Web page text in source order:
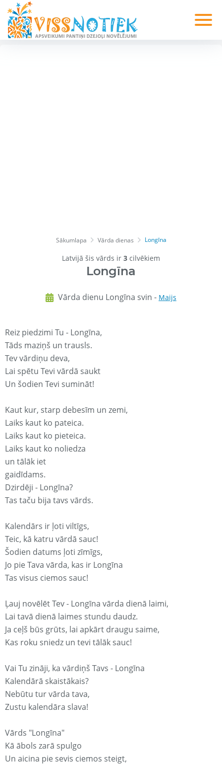
Sākumlapa Vārda dienas Longīna
Latvijā šis vārds ir 3 cilvēkiem
Longīna
Vārda dienu Longīna svin - Maijs
Reiz piedzimi Tu - Longīna,
Tāds maziņš un trausls.
Tev vārdiņu deva,
Lai spētu Tevi vārdā saukt
Un šodien Tevi sumināt!
Kaut kur, starp debesīm un zemi,
Laiks kaut ko pateica.
Laiks kaut ko pieteica.
Laiks kaut ko noliedza
un tālāk iet
gaidīdams.
Dzirdēji - Longīna?
Tas taču bija tavs vārds.
Kalendārs ir ļoti viltīgs,
Teic, kā katru vārdā sauc!
Šodien datums ļoti zīmīgs,
Jo pie Tava vārda, kas ir Longīna
Tas visus ciemos sauc!
Ļauj novēlēt Tev - Longīna vārda dienā laimi,
Lai tavā dienā laimes stundu daudz.
Ja ceļš būs grūts, lai apkārt draugu saime,
Kas roku sniedz un tevi tālāk sauc!
Vai Tu zināji, ka vārdiņš Tavs - Longīna
Kalendārā skaistākais?
Nebūtu tur vārda tava,
Zustu kalendāra slava!
Vārds "Longīna"
Kā ābols zarā spulgo
Un aicina pie sevis ciemos steigt,